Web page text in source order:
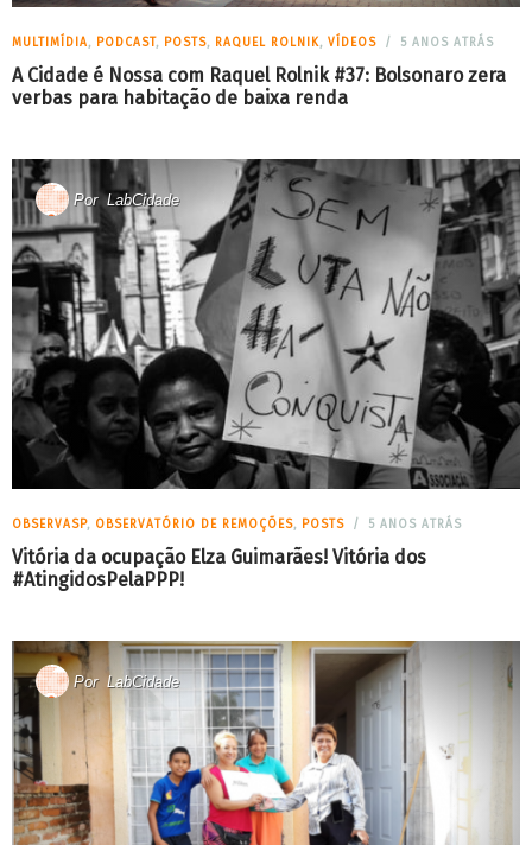
MULTIMÍDIA, PODCAST, POSTS, RAQUEL ROLNIK, VÍDEOS 5 ANOS ATRÁS
A Cidade é Nossa com Raquel Rolnik #37: Bolsonaro zera
verbas para habitação de baixa renda
PorLabCidade
OBSERVASP, OBSERVATÓRIO DE REMOÇÕES, POSTS 5 ANOS ATRÁS
Vitória da ocupação Elza Guimarães! Vitória dos
#AtingidosPelaPPP!
Por LabCidade